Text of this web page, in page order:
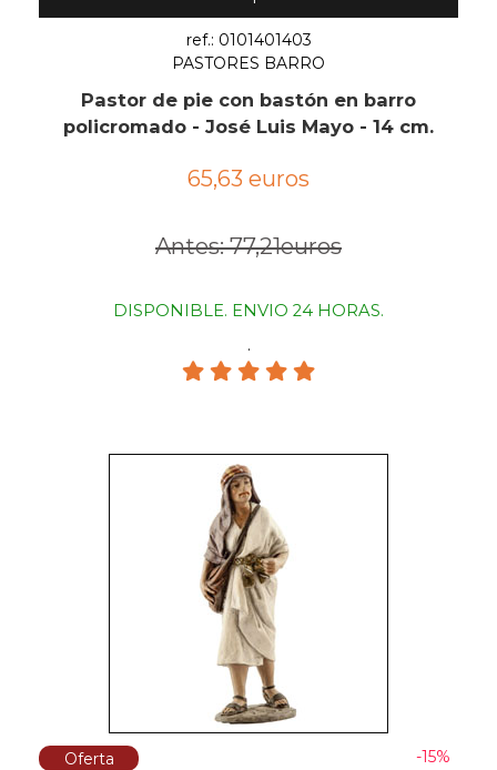
ref.: 0101401403
PASTORES BARRO
Pastor de pie con bastón en barro
policromado - José Luis Mayo - 14 cm.
65,63 euros
Antes: 77,21euros
DISPONIBLE. ENVIO 24 HORAS.
.
Oferta -15%